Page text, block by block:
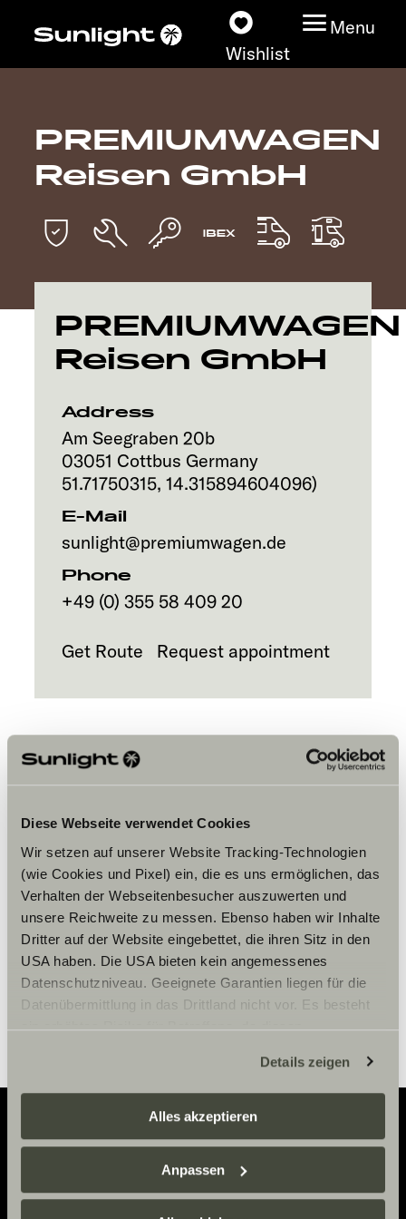
Diese Webseite verwendet Cookies
Wir setzen auf unserer Website Tracking-Technologien
(wie Cookies und Pixel) ein, die es uns ermöglichen, das
Verhalten der Webseitenbesucher auszuwerten und
unsere Reichweite zu messen. Ebenso haben wir Inhalte
Dritter auf der Website eingebettet, die ihren Sitz in den
USA haben. Die USA bieten kein angemessenes
Datenschutzniveau. Geeignete Garantien liegen für die
Datenübermittlung in das Drittland nicht vor. Es besteht
ein erhöhtes Risiko für Betroffene, da diesen
zustehen. Eingesetzte Dienstleister können Daten für
eigene Zwecke verarbeiten und mit anderen Daten
zusammenführen. Weitere Informationen finden Sie hier:
Datenschutzerklärung
einzelne Cookies/Dienste in den Einstellungen aus,
erteilen Sie uns Ihre Einwilligung zur Verarbeitung Ihrer
Details zeigen
Alles akzeptieren
Anpassen
Wishlist
Menu
Models
Vehicle Guide
Explore
PREMIUMWAGEN
Reisen GmbH
PREMIUMWAGEN
Reisen GmbH
Address
Am Seegraben 20b
03051 Cottbus Germany
51.71750315, 14.315894604096)
E-Mail
sunlight@premiumwagen.de
Phone
+49 (0) 355 58 409 20
Get Route Request appointment
Please accept marketing-
cookies to use this function.
Cookie Settings
Adventure
Now.